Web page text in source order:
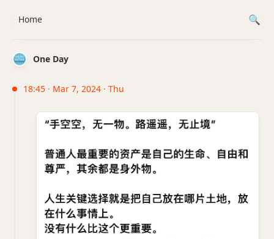
One Day
18:45 · Mar 7, 2024 · Thu
Home